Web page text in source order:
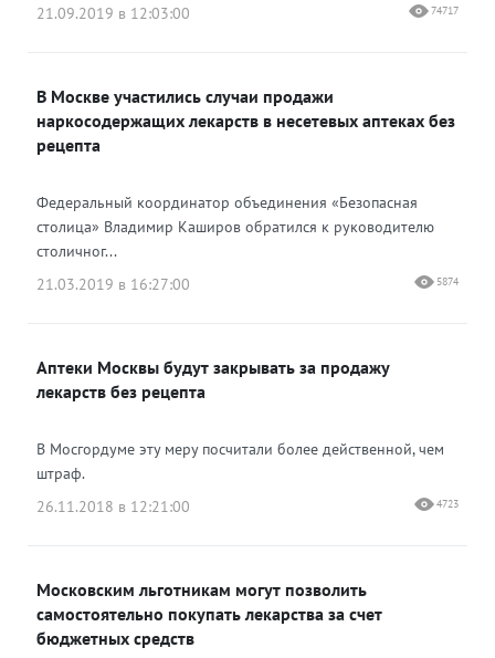
21.09.2019 в 12:03:00 74717
В Москве участились случаи продажи
наркосодержащих лекарств в несетевых аптеках без
рецепта
Федеральный координатор объединения «Безопасная
столица» Владимир Каширов обратился к руководителю
столичног...
21.03.2019 в 16:27:00
5874
Аптеки Москвы будут закрывать за продажу
лекарств без рецепта
В Мосгордуме эту меру посчитали более действенной, чем
штраф.
26.11.2018 в 12:21:00
4723
Московским льготникам могут позволить
самостоятельно покупать лекарства за счет
бюджетных средств